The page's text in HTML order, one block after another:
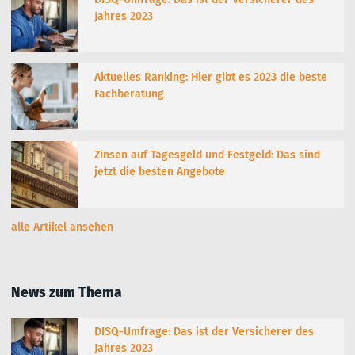
Jahres 2023
Aktuelles Ranking: Hier gibt es 2023 die beste
Fachberatung
Zinsen auf Tagesgeld und Festgeld: Das sind
jetzt die besten Angebote
alle Artikel ansehen
News zum Thema
DISQ-Umfrage: Das ist der Versicherer des
Jahres 2023